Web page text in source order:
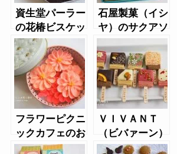
資生堂パーラー
の花椿ビスケッ
ト（2020年限
定）白缶
石屋製菓（イシ
ヤ）のサクアソ
ート
フラワーピクニ
ックカフェのお
花のぼうろ
ＶＩＶＡＮＴ
（ビバァーン）
のショコラバー